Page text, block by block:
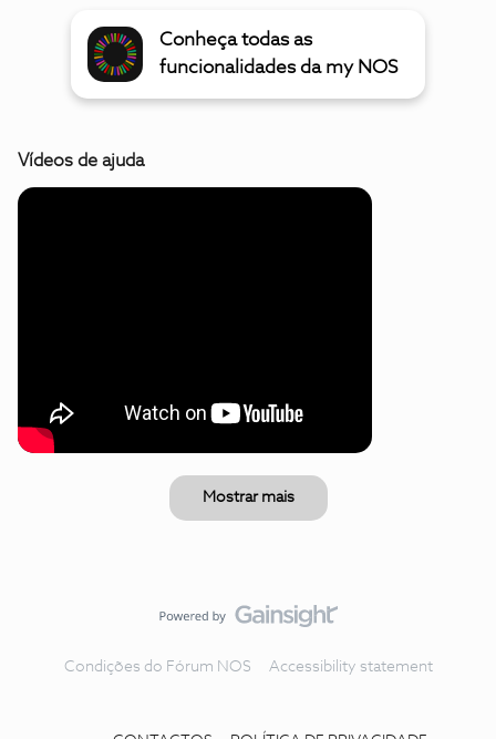
Conheça todas as
funcionalidades da my NOS
Vídeos de ajuda
Mostrar mais
Condições do Fórum NOS Accessibility statement